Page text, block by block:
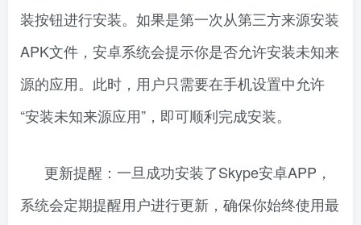
装按钮进行安装。如果是第一次从第三方来源安装
APK文件，安卓系统会提示你是否允许安装未知来
源的应用。此时，用户只需要在手机设置中允许
“安装未知来源应用”，即可顺利完成安装。
更新提醒：一旦成功安装了Skype安卓APP，
系统会定期提醒用户进行更新，确保你始终使用最